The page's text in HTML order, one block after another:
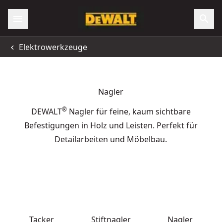
Elektrowerkzeuge
Nagler
DEWALT®Nagler für feine, kaum sichtbare
Befestigungen in Holz und Leisten. Perfekt für
Detailarbeiten und Möbelbau.
Tacker Stiftnagler Nagler